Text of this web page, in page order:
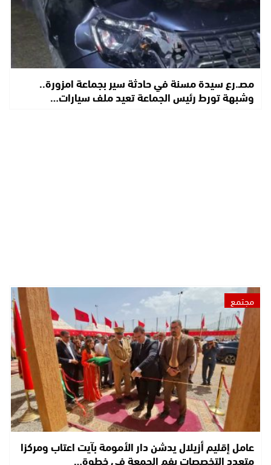
مصـ.رع سيدة مسنة في حادثة سير بجماعة امزورة..
وشبهة تورط رئيس الجماعة تعيد ملف سيارات…
مجتمع
عامل إقليم أزيلال يدشن دار الأمومة بآيت اعتاب ومركزا
متعدد التخصصات بفم الجمعة في خطوة…